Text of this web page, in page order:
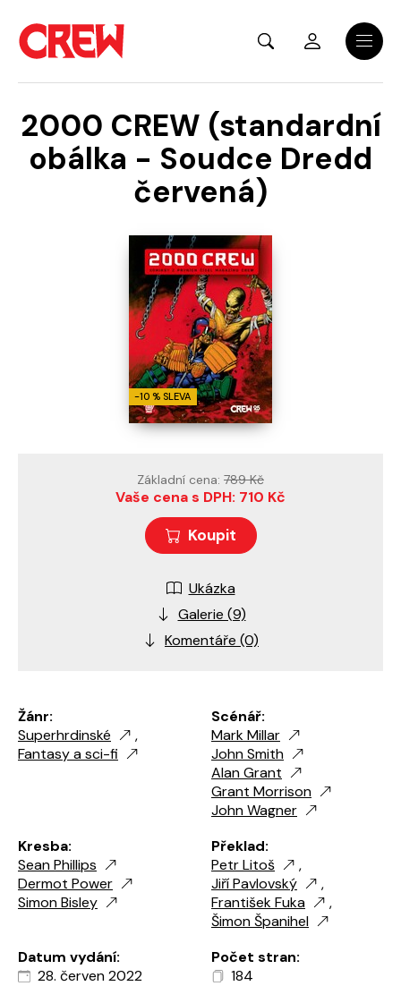
Menu
2000 CREW (standardní
obálka - Soudce Dredd
červená)
-10 % SLEVA
Žánr:
Superhrdinské
,
Fantasy a sci-fi
Scénář:
Mark Millar
John Smith
Alan Grant
Grant Morrison
John Wagner
Kresba:
Sean Phillips
Dermot Power
Simon Bisley
Překlad:
Petr Litoš
,
Jiří Pavlovský
,
František Fuka
,
Šimon Španihel
Datum vydání:
28. červen 2022
Počet stran:
184
Základní cena: 789 Kč
Vaše cena s DPH: 710 Kč
Koupit
Ukázka
Galerie (9)
Komentáře (0)